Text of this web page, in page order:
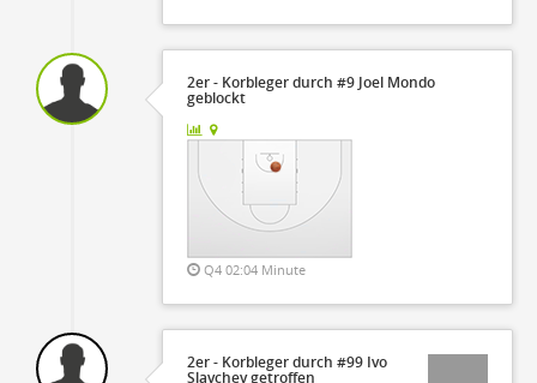
2er - Korbleger durch #9 Joel Mondo
geblockt
Q4 02:04 Minute
2er - Korbleger durch #99 Ivo
Slavchev getroffen